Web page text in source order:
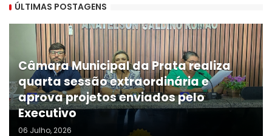
ÚLTIMAS POSTAGENS
Câmara Municipal da Prata realiza
quarta sessão extraordinária e
aprova projetos enviados pelo
Executivo
06 Julho, 2026